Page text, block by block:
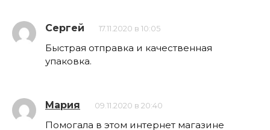
Сергей 17.11.2020 в 10:05
Быстрая отправка и качественная
упаковка.
Мария 09.11.2020 в 20:40
Помогала в этом интернет магазине